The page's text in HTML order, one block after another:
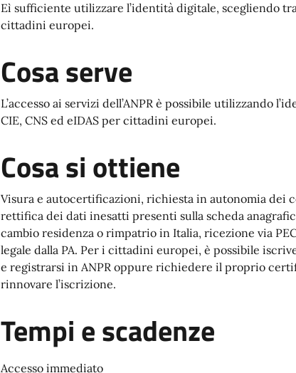
Eì sufficiente utilizzare l’identità digitale, scegliendo tra
cittadini europei.
Cosa serve
L’accesso ai servizi dell’ANPR è possibile utilizzando
CIE, CNS ed eIDAS per cittadini europei.
Cosa si ottiene
Visura e autocertificazioni, richiesta in autonomia dei
rettifica dei dati inesatti presenti sulla scheda
cambio residenza o rimpatrio in Italia, ricezione via
legale dalla PA. Per i cittadini europei, è possibile
e registrarsi in ANPR oppure richiedere il proprio
rinnovare l’iscrizione.
Tempi e scadenze
Accesso immediato